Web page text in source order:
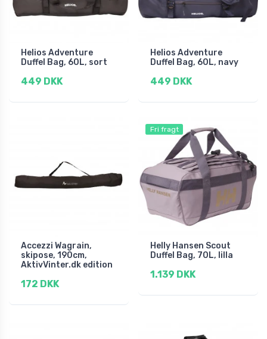
Helios Adventure
Duffel Bag, 60L, sort
449 DKK
Helios Adventure
Duffel Bag, 60L, navy
449 DKK
Accezzi Wagrain,
skipose, 190cm,
AktivVinter.dk edition
172 DKK
Fri fragt
Helly Hansen Scout
Duffel Bag, 70L, lilla
1.139 DKK